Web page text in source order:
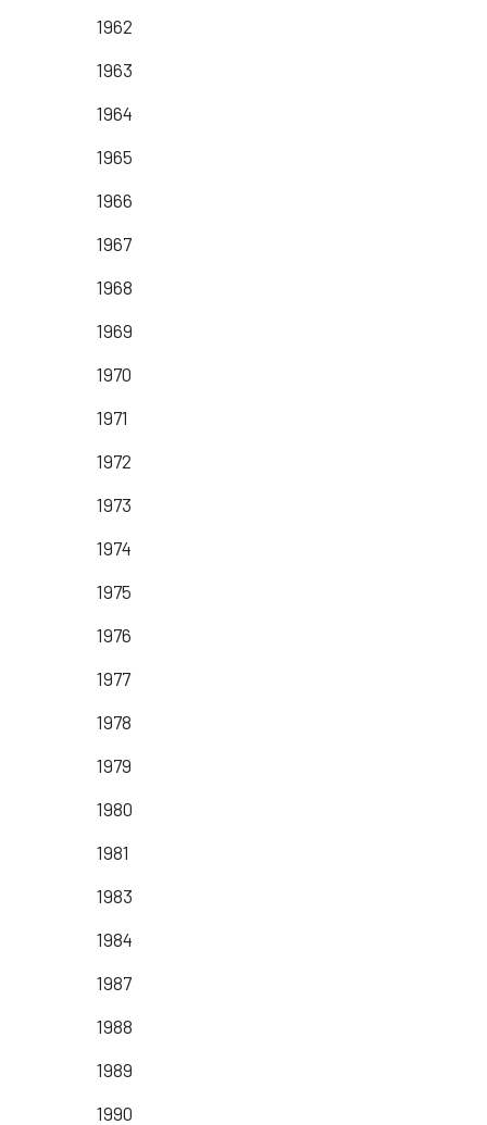
1962
1963
1964
1965
1966
1967
1968
1969
1970
1971
1972
1973
1974
1975
1976
1977
1978
1979
1980
1981
1983
1984
1987
1988
1989
1990